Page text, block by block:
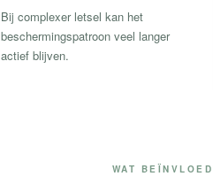
Bij complexer letsel kan het
beschermingspatroon veel langer
actief blijven.
WAT